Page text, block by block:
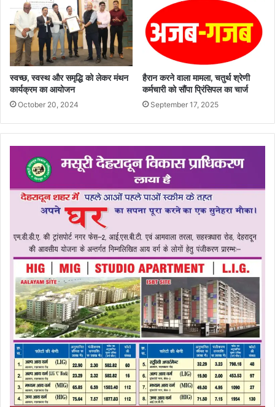
स्वच्छ, स्वस्थ और समृद्धि को लेकर मंथन
कार्यक्रम का आयोजन
October 20, 2024
हैरान करने वाला मामला, चतुर्थ श्रेणी
कर्मचारी को सौंपा प्रिंसिपल का चार्ज
September 17, 2025